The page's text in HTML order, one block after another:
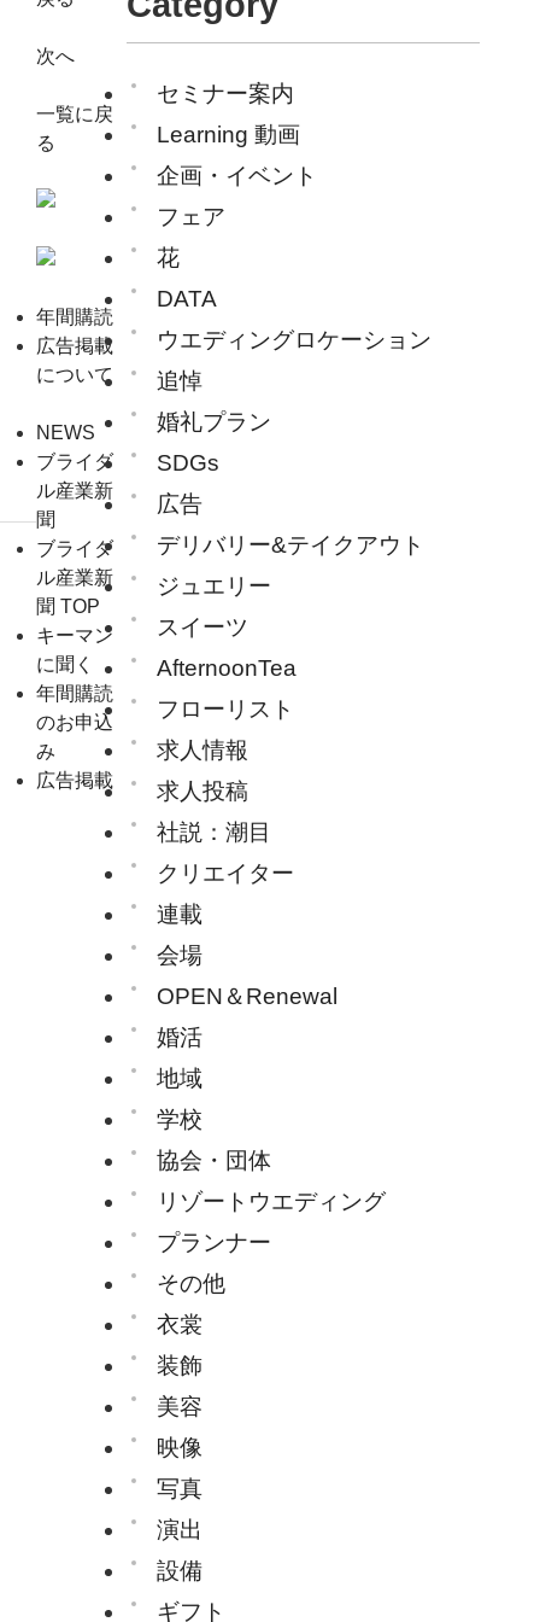
セミナー案内
Learning 動画
企画・イベント
フェア
花
DATA
ウエディングロケーション
追悼
婚礼プラン
SDGs
広告
デリバリー&テイクアウト
ジュエリー
スイーツ
AfternoonTea
フローリスト
求人情報
求人投稿
社説：潮目
クリエイター
連載
会場
OPEN＆Renewal
婚活
地域
学校
協会・団体
リゾートウエディング
プランナー
その他
衣裳
装飾
美容
映像
写真
演出
設備
ギフト
次へ
一覧に戻
る
年間購読
広告掲載
について
NEWS
ブライダ
ル産業新
聞
ブライダ
ル産業新
聞 TOP
キーマン
に聞く
年間購読
のお申込
み
広告掲載